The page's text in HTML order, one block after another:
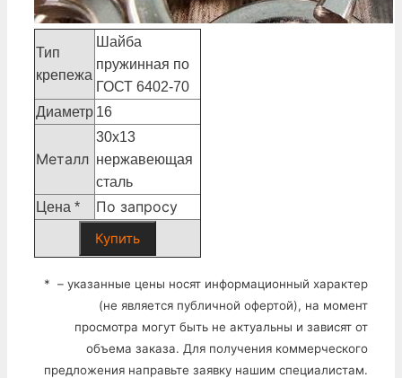
Тип
крепежа
Шайба
пружинная по
ГОСТ 6402-70
Диаметр 16
Металл
30х13
нержавеющая
сталь
Цена *
По запросу
Купить
* – указанные цены носят информационный характер
(не является публичной офертой), на момент
просмотра могут быть не актуальны и зависят от
объема заказа. Для получения коммерческого
предложения направьте заявку нашим специалистам.